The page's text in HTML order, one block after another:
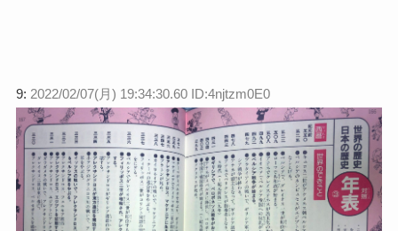
9: 2022/02/07(月) 19:34:30.60 ID:4njtzm0E0